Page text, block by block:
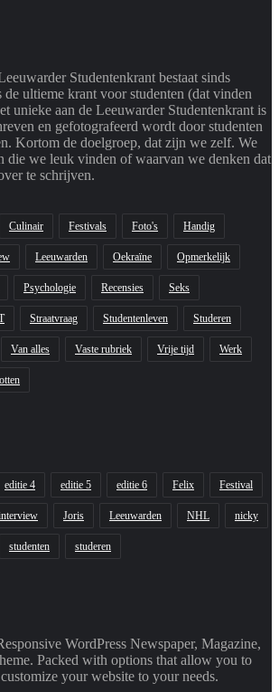
Studentenkrant bestaat sinds
de ultieme krant voor studenten (dat vinden
unieke aan de Leeuwarder Studentenkrant is
en gefotografeerd wordt door studenten
Kortom de doelgroep, dat zijn we zelf. We
die we leuk vinden of waarvan we denken dat
te schrijven.
Culinair Festivals Foto's Handig
Leeuwarden Oekraïne Opmerkelijk
Psychologie Recensies Seks
Straatvraag Studentenleven Studeren
Van alles Vaste rubriek Vrije tijd Werk
editie 4 editie 5 editie 6 Felix Festival
Joris Leeuwarden NHL nicky
studenten studeren
WordPress Newspaper, Magazine,
Packed with options that allow you to
your website to your needs.